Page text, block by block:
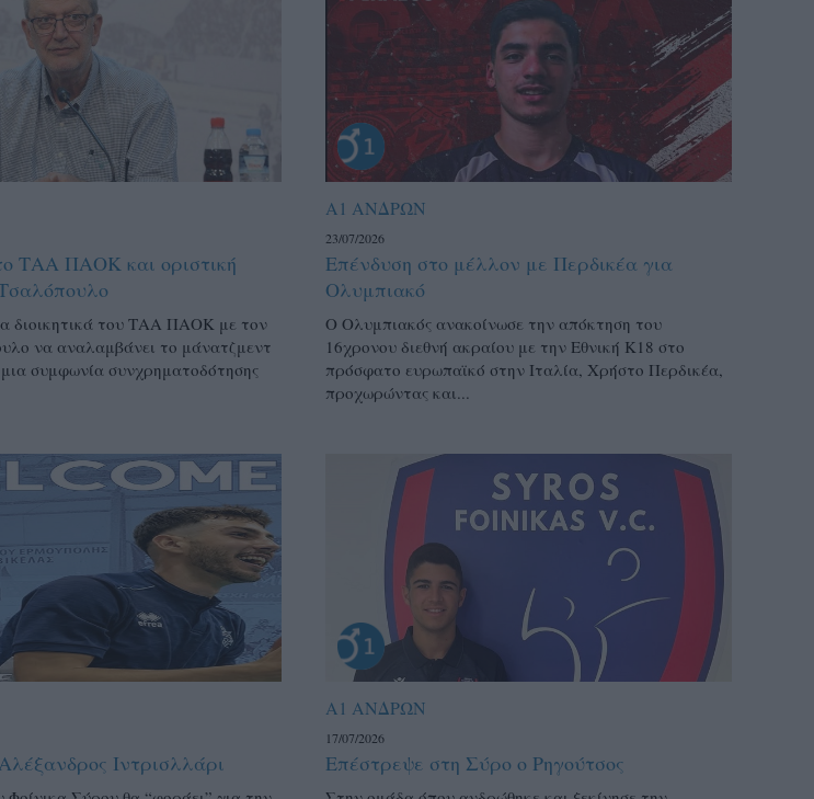
ΤΑΑ ΠΑΟΚ και οριστική
διοικητικά του ΤΑΑ ΠΑΟΚ με τον
να αναλαμβάνει το μάνατζμεντ
συμφωνία συνχρηματοδότησης
Α1 ΑΝΔΡΩΝ
23/07/2026
Επένδυση στο μέλλον με Περδικέα για
Ολυμπιακό
Ο Ολυμπιακός ανακοίνωσε την απόκτηση του
16χρονου διεθνή ακραίου με την Εθνική Κ18 στο
πρόσφατο ευρωπαϊκό στην Ιταλία, Χρήστο Περδικέα,
προχωρώντας και...
Ιντρισλλάρι
Α1 ΑΝΔΡΩΝ
17/07/2026
Επέστρεψε στη Σύρο ο Ρηγούτσος